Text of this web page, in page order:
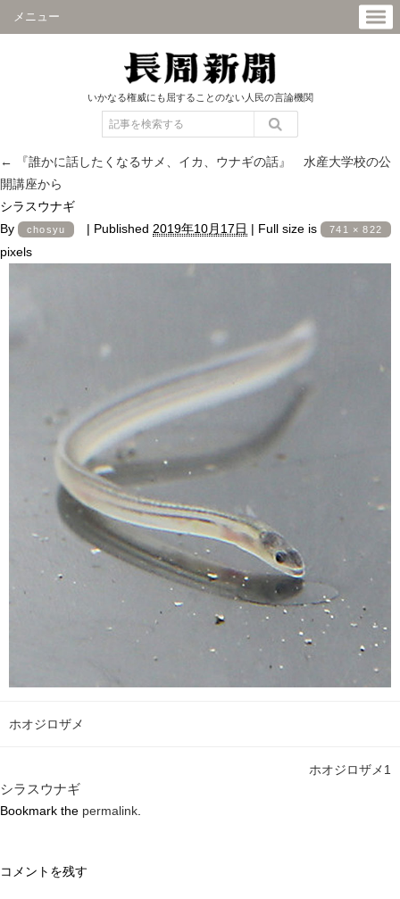
メニュー
いかなる権威にも屈することのない人民の言論機関
←
『誰かに話したくなるサメ、イカ、ウナギの話』 水産大学校の公
開講座から
シラスウナギ
By
chosyu | Published 2019年10月17日 | Full size is 741 × 822
pixels
ホオジロザメ
ホオジロザメ1
シラスウナギ
Bookmark the permalink
コメントを残す